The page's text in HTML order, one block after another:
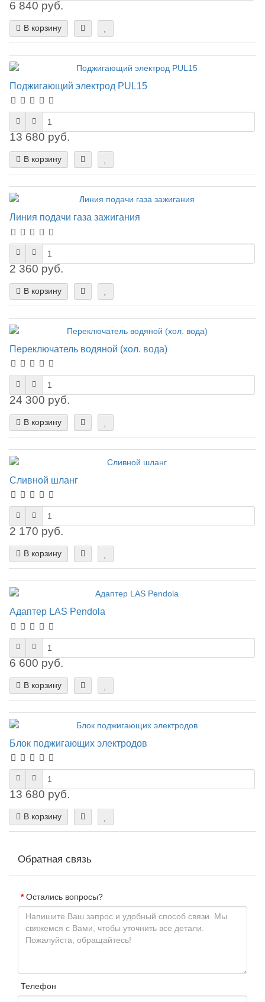
6 840 руб.
В корзину
Поджигающий электрод PUL15
13 680 руб.
В корзину
Линия подачи газа зажигания
2 360 руб.
В корзину
Переключатель водяной (хол. вода)
24 300 руб.
В корзину
Сливной шланг
2 170 руб.
В корзину
Адаптер LAS Pendola
6 600 руб.
В корзину
Блок поджигающих электродов
13 680 руб.
В корзину
Обратная связь
Остались вопросы?
Телефон